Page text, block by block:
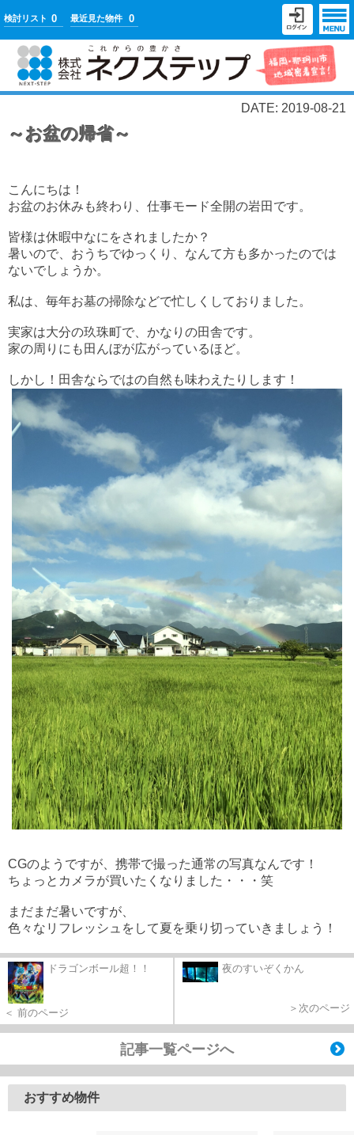
検討リスト 0 最近見た物件 0
DATE: 2019-08-21
～お盆の帰省～
こんにちは！
お盆のお休みも終わり、仕事モード全開の岩田です。
皆様は休暇中なにをされましたか？
暑いので、おうちでゆっくり、なんて方も多かったのでは
ないでしょうか。
私は、毎年お墓の掃除などで忙しくしておりました。
実家は大分の玖珠町で、かなりの田舎です。
家の周りにも田んぼが広がっているほど。
しかし！田舎ならではの自然も味わえたりします！
CGのようですが、携帯で撮った通常の写真なんです！
ちょっとカメラが買いたくなりました・・・笑
まだまだ暑いですが、
色々なリフレッシュをして夏を乗り切っていきましょう！
ドラゴンボール超！！
＜ 前のページ
夜のすいぞくかん
＞次のページ
記事一覧ページへ
おすすめ物件